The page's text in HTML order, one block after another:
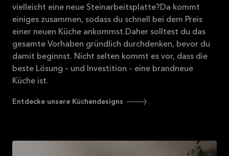
vielleicht eine neue Steinarbeitsplatte?Da kommt
einiges zusammen, sodass du schnell bei dem Preis
einer neuen Küche ankommst.Daher solltest du das
gesamte Vorhaben gründlich durchdenken, bevor du
damit beginnst. Nicht selten kommt es vor, dass die
beste Lösung – und Investition – eine brandneue
Küche ist.
Entdecke unsere Küchendesigns